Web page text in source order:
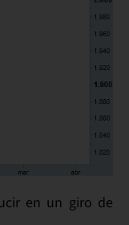
en un giro de